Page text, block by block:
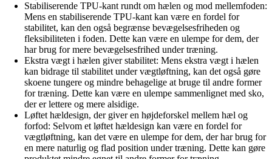
Stabiliserende TPU-kant rundt om hælen og mod mellemfoden:
Mens en stabiliserende TPU-kant kan være en fordel for
stabilitet, kan den også begrænse bevægelsesfriheden og
fleksibiliteten i foden. Dette kan være en ulempe for dem, der
har brug for mere bevægelsesfrihed under træning.
Ekstra vægt i hælen giver stabilitet: Mens ekstra vægt i hælen
kan bidrage til stabilitet under vægtløftning, kan det også gøre
skoene tungere og mindre behagelige at bruge til andre former
for træning. Dette kan være en ulempe sammenlignet med sko,
der er lettere og mere alsidige.
Løftet hældesign, der giver en højdeforskel mellem hæl og
forfod: Selvom et løftet hældesign kan være en fordel for
vægtløftning, kan det være en ulempe for dem, der har brug for
en mere naturlig og flad position under træning. Dette kan gøre